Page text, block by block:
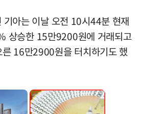
기아는 이날 오전 10시44분 현재
상승한 15만9200원에 거래되고
16만2900원을 터치하기도 했